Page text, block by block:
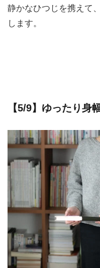
静かなひつじを携えて
します。
【5/9】ゆったり身